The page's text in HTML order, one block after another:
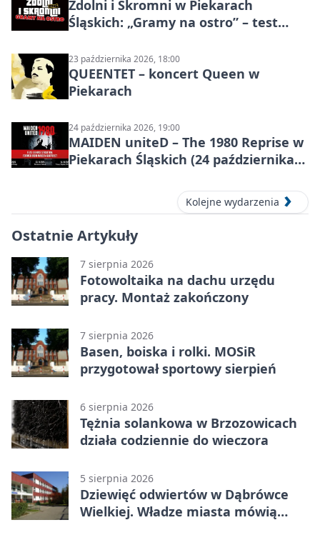
Zdolni i Skromni w Piekarach
Śląskich: „Gramy na ostro” – test
23 października 2026, 18:00
QUEENTET – koncert Queen w
Piekarach
24 października 2026, 19:00
MAIDEN uniteD – The 1980 Reprise w
Piekarach Śląskich (24 października
Kolejne wydarzenia
Ostatnie Artykuły
7 sierpnia 2026
Fotowoltaika na dachu urzędu
pracy. Montaż zakończony
7 sierpnia 2026
Basen, boiska i rolki. MOSiR
przygotował sportowy sierpień
6 sierpnia 2026
Tężnia solankowa w Brzozowicach
działa codziennie do wieczora
5 sierpnia 2026
Dziewięć odwiertów w Dąbrówce
Wielkiej. Władze miasta mówią